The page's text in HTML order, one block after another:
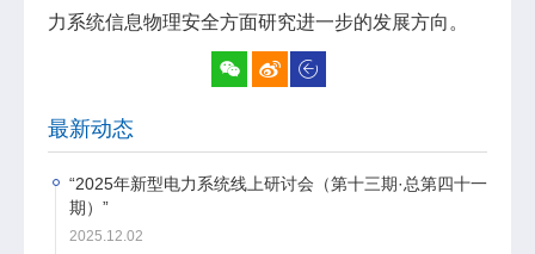
力系统信息物理安全方面研究进一步的发展方向。
最新动态
“2025年新型电力系统线上研讨会（第十三期·总第四十一
期）”
2025.12.02